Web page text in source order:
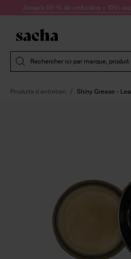
Passer au contenu
Jusqu'à 60 % de réduction + 10%
Rechercher ici par marque, produit
Produits d entretien Shiny Grease -